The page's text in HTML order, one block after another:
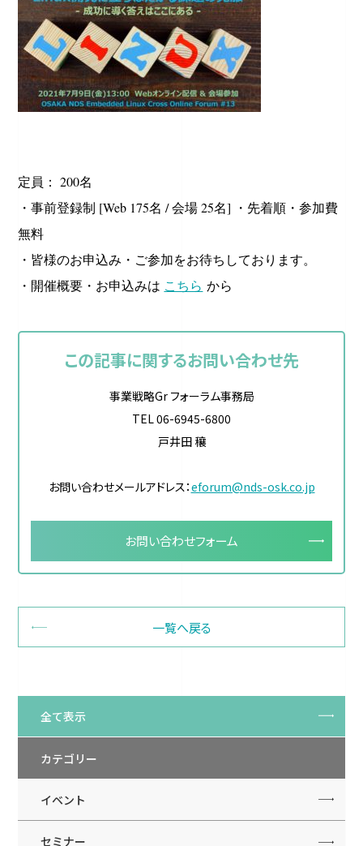
定員： 200名
・事前登録制 [Web 175名 / 会場 25名] ・先着順・参加費
無料
・皆様のお申込み・ご参加をお待ちしております。
・開催概要・お申込みは こちら から
この記事に関するお問い合わせ先
事業戦略Gr フォーラム事務局
TEL 06-6945-6800
戸井田 穰
お問い合わせメールアドレス：eforum@nds-osk.co.jp
お問い合わせフォーム
一覧へ戻る
全て表示
カテゴリー
イベント
セミナー